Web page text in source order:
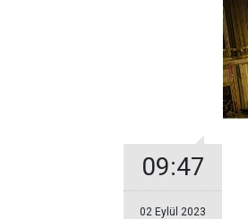
09:47
02 Eylül 2023